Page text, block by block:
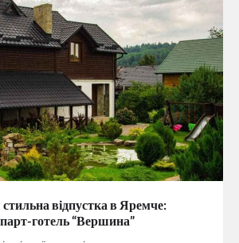
відпустка в Яремче:
готель “Вершина”